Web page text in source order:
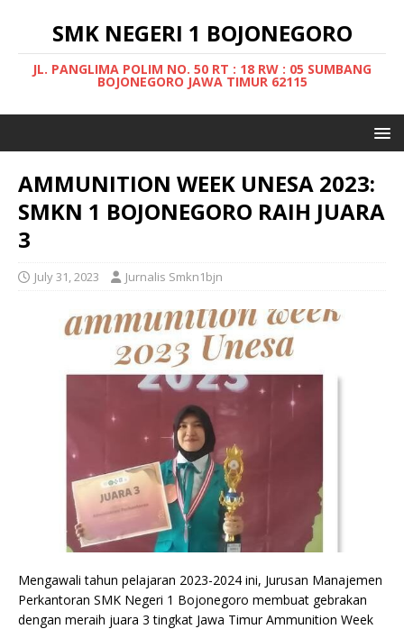
SMK NEGERI 1 BOJONEGORO
JL. PANGLIMA POLIM NO. 50 RT : 18 RW : 05 SUMBANG
BOJONEGORO JAWA TIMUR 62115
AMMUNITION WEEK UNESA 2023:
SMKN 1 BOJONEGORO RAIH JUARA
3
July 31, 2023 Jurnalis Smkn1bjn
Mengawali tahun pelajaran 2023-2024 ini, Jurusan Manajemen
Perkantoran SMK Negeri 1 Bojonegoro membuat gebrakan
dengan meraih juara 3 tingkat Jawa Timur Ammunition Week